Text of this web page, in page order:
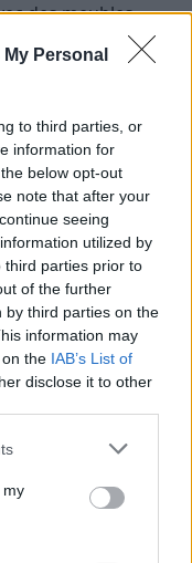
Personal
to third parties, or
information for
below opt-out
note that after your
seeing
utilized by
third parties prior to
of the further
by third parties on the
information may
the IAB’s List of
disclose it to other
my
des meubles
des chaises
Ajoutez des
plantes
et des éléments
pour un
Les jardins
et apportent
ensoleillée peut
des légumes et
potagers ou